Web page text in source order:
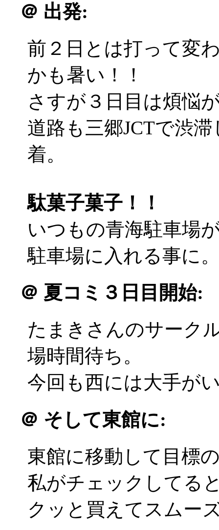
＠ 出発:
前２日とは打って変
かも暑い！！
さすが３日目は煩悩
道路も三郷JCTで渋
着。
駄菓子菓子！！
いつもの青海駐車場
駐車場に入れる事に
＠ 夏コミ３日目開始:
たまきさんのサーク
場時間待ち。
今回も西には大手が
＠ そして東館に:
東館に移動して目標
私がチェックしてる
クッと買えてスムー